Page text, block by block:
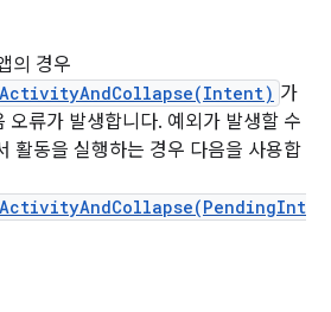
의 경우
가
오류가 발생합니다. 예외가 발생할 수
활동을 실행하는 경우 다음을 사용합